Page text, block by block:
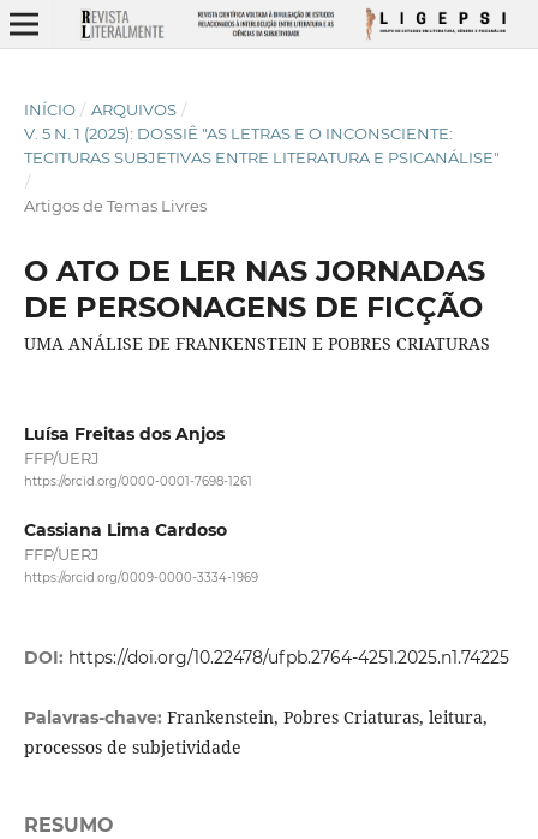
INÍCIO / ARQUIVOS /
V. 5 N. 1 (2025): DOSSIÊ "AS LETRAS E O INCONSCIENTE:
TECITURAS SUBJETIVAS ENTRE LITERATURA E PSICANÁLISE"
/
Artigos de Temas Livres
O ATO DE LER NAS JORNADAS
DE PERSONAGENS DE FICÇÃO
UMA ANÁLISE DE FRANKENSTEIN E POBRES CRIATURAS
Luísa Freitas dos Anjos
FFP/UERJ
https://orcid.org/0000-0001-7698-1261
Cassiana Lima Cardoso
FFP/UERJ
https://orcid.org/0009-0000-3334-1969
DOI: https://doi.org/10.22478/ufpb.2764-4251.2025.n1.74225
Palavras-chave: Frankenstein, Pobres Criaturas, leitura,
processos de subjetividade
RESUMO